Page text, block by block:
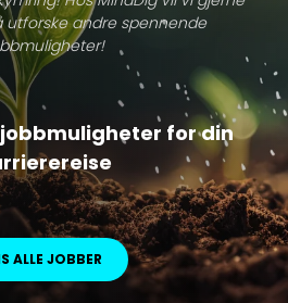
utforske andre spennende
for din
ALLE JOBBER